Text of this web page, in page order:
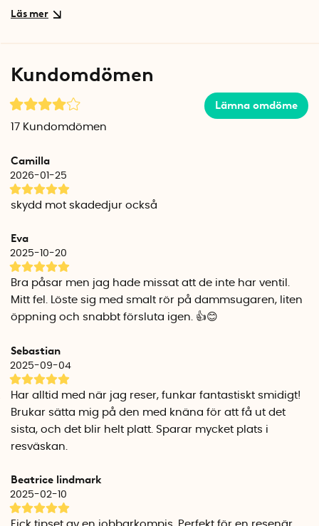
Lägg in dina kläder i påsen och stäng zip-låset. Rulla påsen
du använder dem liggandes i garderoben under en längre
tid. Om det är långtidsförvaring du letar efter, passar våra
Varje förpackning innehåller
Mått: 40 cm x 60 cm.
OBS! Tänk på att lämna några centimeter upptill tomt för att
Kundomdömen
Lämna omdöme
17 Kundomdömen
Camilla
2026-01-25
skydd mot skadedjur också
Eva
2025-10-20
Bra påsar men jag hade missat att de inte har ventil.
Mitt fel. Löste sig med smalt rör på dammsugaren, liten
öppning och snabbt försluta igen. 👍😊
Sebastian
2025-09-04
Har alltid med när jag reser, funkar fantastiskt smidigt!
Brukar sätta mig på den med knäna för att få ut det
sista, och det blir helt platt. Sparar mycket plats i
resväskan.
Beatrice lindmark
2025-02-10